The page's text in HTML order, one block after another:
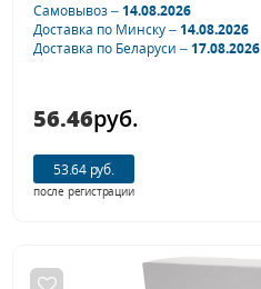
Самовывоз –14.08.2026
Доставка по Минску –14.08.2026
Доставка по Беларуси –17.08.2026
56.46руб.
53.64 руб.
после регистрации